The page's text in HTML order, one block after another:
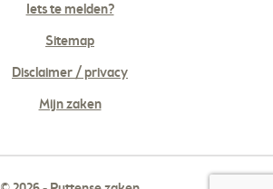
Iets te melden?
Sitemap
Disclaimer / privacy
Mijn zaken